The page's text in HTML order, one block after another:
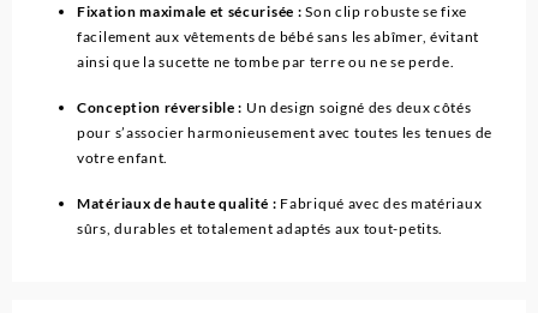
Fixation maximale et sécurisée : Son clip robuste se fixe
facilement aux vêtements de bébé sans les abîmer, évitant
ainsi que la sucette ne tombe par terre ou ne se perde.
Conception réversible : Un design soigné des deux côtés
pour s’associer harmonieusement avec toutes les tenues de
votre enfant.
Matériaux de haute qualité : Fabriqué avec des matériaux
sûrs, durables et totalement adaptés aux tout-petits.